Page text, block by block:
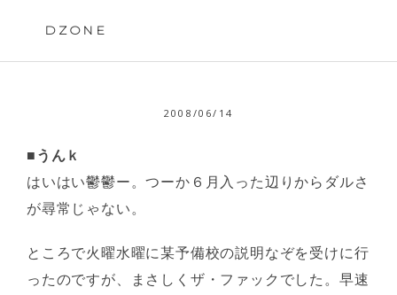
DZONE
2008/06/14
■うんｋ
はいはい鬱鬱ー。つーか６月入った辺りからダルさ
が尋常じゃない。
ところで火曜水曜に某予備校の説明なぞを受けに行
ったのですが、まさしくザ・ファックでした。早速